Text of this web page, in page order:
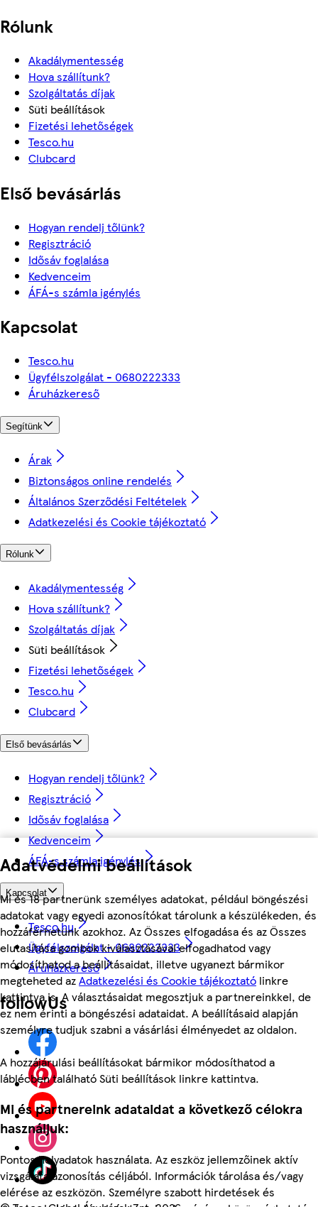
Adatvédelmi beállítások
Mi és 18 partnerünk személyes adatokat, például böngészési
adatokat vagy egyedi azonosítókat tárolunk a készülékeden, és
hozzáférhetünk azokhoz. Az Összes elfogadása és az Összes
elutasítása gombok kiválasztásával elfogadhatod vagy
módosíthatod a beállításaidat, illetve ugyanezt bármikor
megteheted azAdatkezelési és Cookie tájékoztató linkre
kattintva is. A választásaidat megosztjuk a partnereinkkel, de
ez nem érinti a böngészési adataidat. A beállításaid alapján
személyre tudjuk szabni a vásárlási élményedet az oldalon.
A hozzájárulási beállításokat bármikor módosíthatod a
láblécben található Süti beállítások linkre kattintva.
Mi és partnereink adataidat a következő célokra
használjuk:
Pontos helyadatok használata. Az eszköz jellemzőinek aktív
vizsgálata azonosítás céljából. Információk tárolása és/vagy
elérése az eszközön. Személyre szabott hirdetések és
Rólunk
Akadálymentesség
Hova szállítunk?
Szolgáltatás díjak
Süti beállítások
Fizetési lehetőségek
Tesco.hu
Clubcard
Első bevásárlás
Hogyan rendelj tőlünk?
Regisztráció
Idősáv foglalása
Kedvenceim
ÁFÁ-s számla igénylés
Kapcsolat
Tesco.hu
Ügyfélszolgálat - 0680222333
Áruházkereső
Segítünk
Árak
Biztonságos online rendelés
Általános Szerződési Feltételek
Adatkezelési és Cookie tájékoztató
Rólunk
Akadálymentesség
Hova szállítunk?
Szolgáltatás díjak
Süti beállítások
Fizetési lehetőségek
Tesco.hu
Clubcard
Első bevásárlás
Hogyan rendelj tőlünk?
Regisztráció
Idősáv foglalása
Kedvenceim
ÁFÁ-s számla igénylés
Kapcsolat
Tesco.hu
Ügyfélszolgálat - 0680222333
Áruházkereső
followUs